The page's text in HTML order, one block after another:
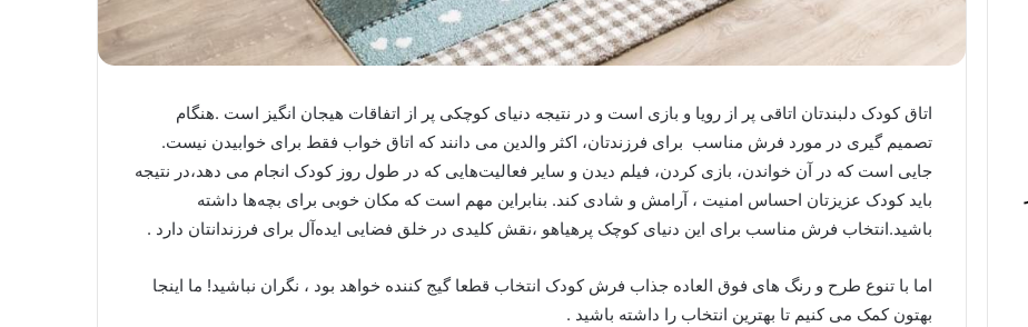
اتاق کودک دلبندتان اتاقی پر از رویا و بازی است و در نتیجه دنیای کوچکی پر از اتفاقات هیجان انگیز است .هنگام
تصمیم گیری در مورد فرش مناسب برای فرزندتان، اکثر والدین می دانند که اتاق خواب فقط برای خوابیدن نیست.
جایی است که در آن خواندن، بازی کردن، فیلم دیدن و سایر فعالیت‌هایی که در طول روز کودک انجام می دهد،در نتیجه
باید کودک عزیزتان احساس امنیت ، آرامش و شادی کند. بنابراین مهم است که مکان خوبی برای بچه‌ها داشته
باشید.انتخاب فرش مناسب برای این دنیای کوچک پرهیاهو ،نقش کلیدی در خلق فضایی ایده‌آل برای فرزندانتان دارد .
اما با تنوع طرح و رنگ های فوق العاده جذاب فرش کودک انتخاب قطعا گیج کننده خواهد بود ، نگران نباشید! ما اینجا
بهتون کمک می کنیم تا بهترین انتخاب را داشته باشید .